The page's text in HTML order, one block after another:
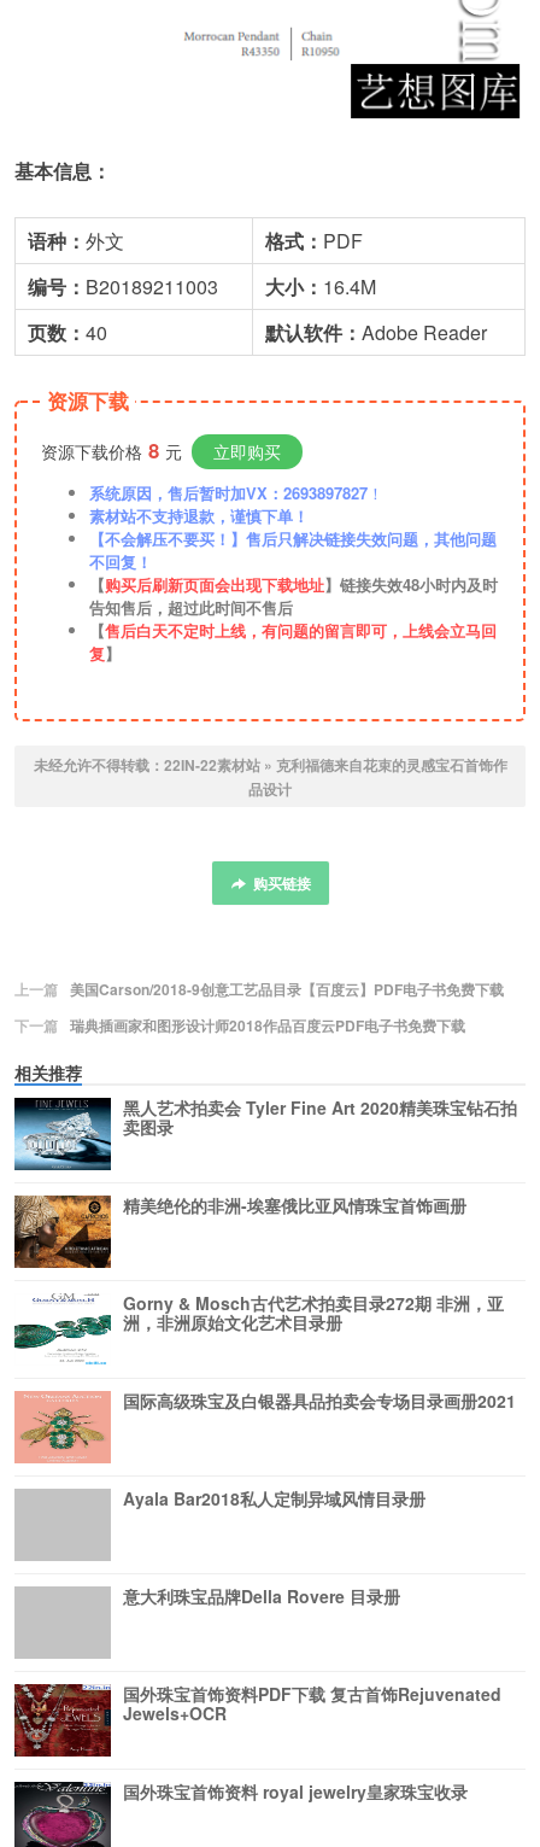
基本信息：
语种： 外文 格式： PDF
编号： B20189211003 大小： 16.4M
页数： 40 默认软件： Adobe Reader
资源下载
资源下载价格 8 元 立即购买
系统原因，售后暂时加VX：2693897827 ！
素材站不支持退款，谨慎下单！
【不会解压不要买！】售后只解决链接失效问题，其他问题
不回复！
【购买后刷新页面会出现下载地址】链接失效48小时内及时
告知售后，超过此时间不售后
【售后白天不定时上线，有问题的留言即可，上线会立马回
复】
未经允许不得转载： 22IN-22素材站» 克利福德来自花束的灵感宝石首饰作
品设计
购买链接
上一篇 美国Carson/2018-9创意工艺品目录【百度云】PDF电子书免费下载
下一篇 瑞典插画家和图形设计师2018作品百度云PDF电子书免费下载
相关推荐
黑人艺术拍卖会 Tyler Fine Art 2020精美珠宝钻石拍
卖图录
精美绝伦的非洲-埃塞俄比亚风情珠宝首饰画册
Gorny & Mosch古代艺术拍卖目录272期 非洲，亚
洲，非洲原始文化艺术目录册
国际高级珠宝及白银器具品拍卖会专场目录画册2021
Ayala Bar2018私人定制异域风情目录册
意大利珠宝品牌Della Rovere 目录册
国外珠宝首饰资料PDF下载 复古首饰Rejuvenated
Jewels+OCR
国外珠宝首饰资料 royal jewelry皇家珠宝收录